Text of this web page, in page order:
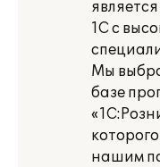
1С с
Мы
базе
нашим